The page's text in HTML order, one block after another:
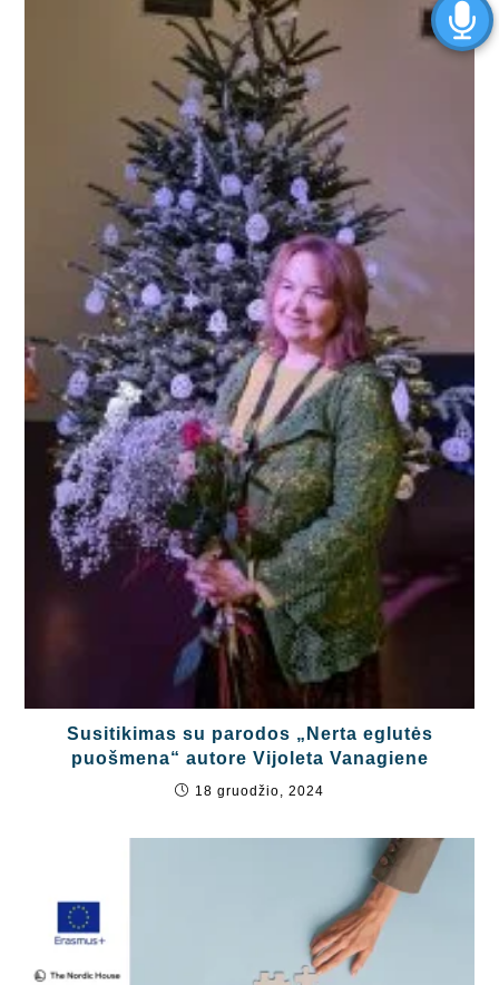
Susitikimas su parodos „Nerta eglutės
puošmena“ autore Vijoleta Vanagiene
18 gruodžio, 2024